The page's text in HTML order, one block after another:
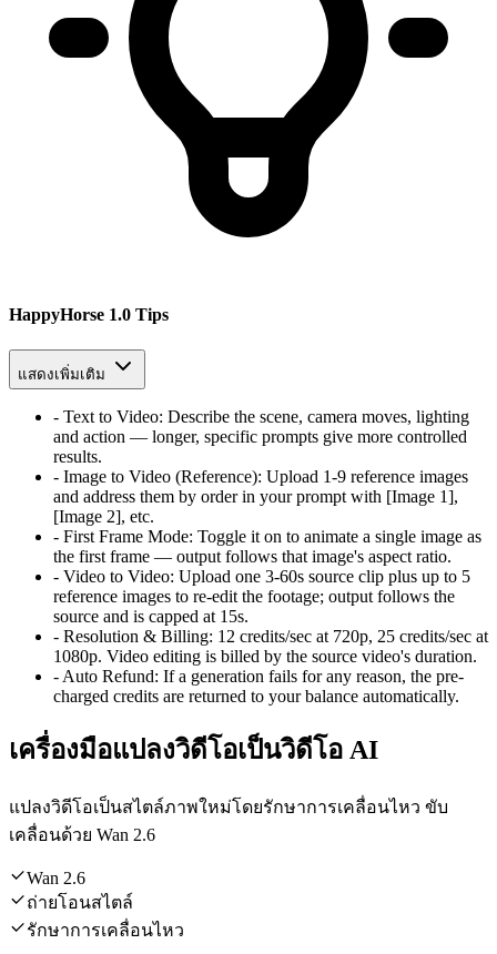
HappyHorse 1.0 Tips
แสดงเพิ่มเติม
- Text to Video: Describe the scene, camera moves, lighting
and action — longer, specific prompts give more controlled
results.
- Image to Video (Reference): Upload 1-9 reference images
and address them by order in your prompt with [Image 1],
[Image 2], etc.
- First Frame Mode: Toggle it on to animate a single image as
the first frame — output follows that image's aspect ratio.
- Video to Video: Upload one 3-60s source clip plus up to 5
reference images to re-edit the footage; output follows the
source and is capped at 15s.
- Resolution & Billing: 12 credits/sec at 720p, 25 credits/sec at
1080p. Video editing is billed by the source video's duration.
- Auto Refund: If a generation fails for any reason, the pre-
charged credits are returned to your balance automatically.
เครื่องมือแปลงวิดีโอเป็นวิดีโอ AI
แปลงวิดีโอเป็นสไตล์ภาพใหม่โดยรักษาการเคลื่อนไหว ขับ
เคลื่อนด้วย Wan 2.6
Wan 2.6
ถ่ายโอนสไตล์
รักษาการเคลื่อนไหว